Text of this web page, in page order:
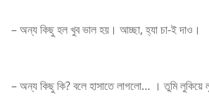
– অন্য কিছু হল খুব ভাল হয়। আচ্ছা, হ্যা চা-ই দাও।
– অন্য কিছু কি? বলে হাসাতে লাগলো… । তুমি লুকিয়ে